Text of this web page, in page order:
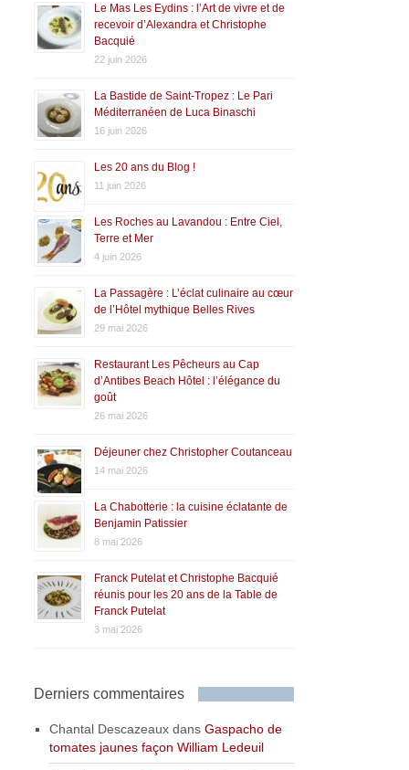
Le Mas Les Eydins : l’Art de vivre et de
recevoir d’Alexandra et Christophe
Bacquié
22 juin 2026
La Bastide de Saint-Tropez : Le Pari
Méditerranéen de Luca Binaschi
16 juin 2026
Les 20 ans du Blog !
11 juin 2026
Les Roches au Lavandou : Entre Ciel,
Terre et Mer
4 juin 2026
La Passagère : L’éclat culinaire au cœur
de l’Hôtel mythique Belles Rives
29 mai 2026
Restaurant Les Pêcheurs au Cap
d’Antibes Beach Hôtel : l’élégance du
goût
26 mai 2026
Déjeuner chez Christopher Coutanceau
14 mai 2026
La Chabotterie : la cuisine éclatante de
Benjamin Patissier
8 mai 2026
Franck Putelat et Christophe Bacquié
réunis pour les 20 ans de la Table de
Franck Putelat
3 mai 2026
Derniers commentaires
Chantal Descazeaux dansGaspacho de
tomates jaunes façon William Ledeuil